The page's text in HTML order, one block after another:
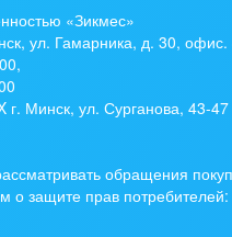
«Зикмес»
ул. Гамарника, д. 30,
,
Минск, ул. Сурганова, 43-47
обращения
о защите прав